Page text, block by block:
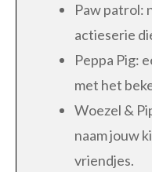
Paw patrol:
actieserie
Peppa Pig:
met het
Woezel &
naam jouw
vriendjes.